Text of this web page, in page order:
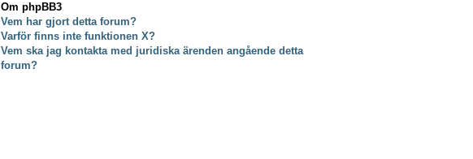
Om phpBB3
Vem har gjort detta forum?
Varför finns inte funktionen X?
Vem ska jag kontakta med juridiska ärenden angående detta
forum?